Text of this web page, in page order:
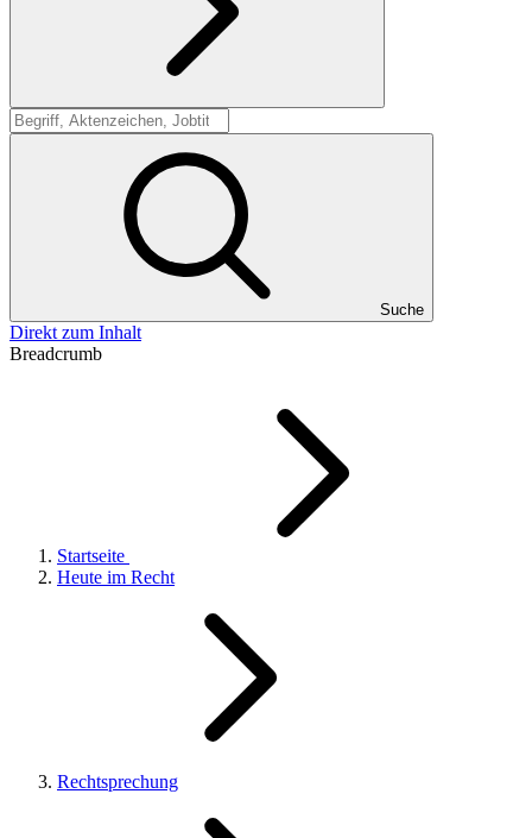
Suche
Suche
Direkt zum Inhalt
Breadcrumb
Startseite
Heute im Recht
Rechtsprechung